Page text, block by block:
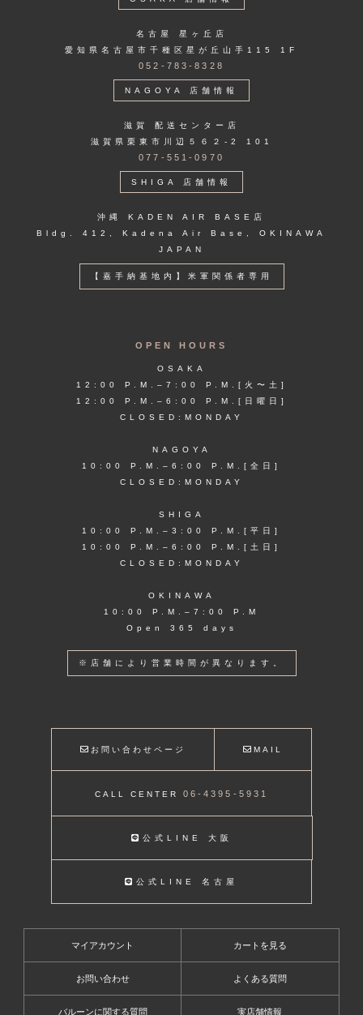
名古屋 星ヶ丘店
愛知県名古屋市千種区星が丘山手115 1F
052-783-8328
NAGOYA 店舗情報
滋賀 配送センター店
滋賀県栗東市川辺５６２-2 101
077-551-0970
SHIGA 店舗情報
沖縄 KADEN AIR BASE店
Bldg. 412, Kadena Air Base, OKINAWA
JAPAN
【嘉手納基地内】米軍関係者専用
OPEN HOURS
OSAKA
12:00 P.M.–7:00 P.M.[火〜土]
12:00 P.M.–6:00 P.M.[日曜日]
CLOSED:MONDAY
NAGOYA
10:00 P.M.–6:00 P.M.[全日]
CLOSED:MONDAY
SHIGA
10:00 P.M.–3:00 P.M.[平日]
10:00 P.M.–6:00 P.M.[土日]
CLOSED:MONDAY
OKINAWA
10:00 P.M.–7:00 P.M
Open 365 days
※店舗により営業時間が異なります。
お問い合わせページ MAIL
CALL CENTER 06-4395-5931
公式LINE 大阪
公式LINE 名古屋
マイアカウント カートを見る
お問い合わせ よくある質問
バルーンに関する質問 実店舗情報